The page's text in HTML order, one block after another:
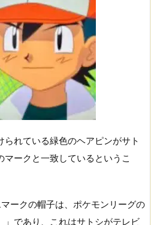
れている緑色のヘアピンがサト
ークと一致しているというこ
ークの帽子は、ポケモンリーグの
」であり、これはサトシがテレビ